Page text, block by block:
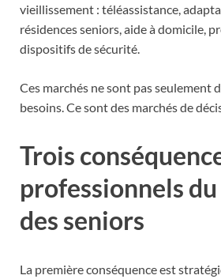
vieillissement : téléassistance,
résidences seniors, aide à domicile,
dispositifs de sécurité.
Ces marchés ne sont pas seulement
besoins. Ce sont des marchés de
Trois
professionnels
des seniors
La première conséquence est